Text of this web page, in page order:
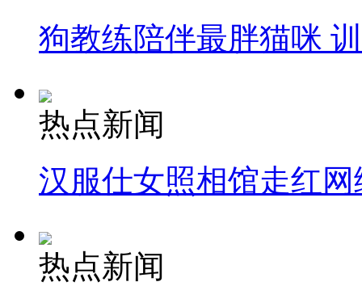
狗教练陪伴最胖猫咪
热点新闻
汉服仕女照相馆走红网
热点新闻